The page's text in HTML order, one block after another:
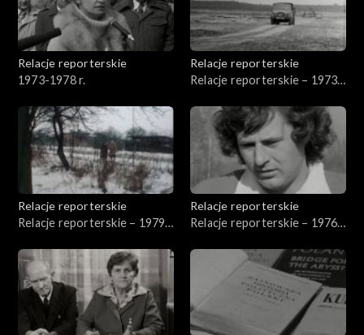
Relacje reporterskie
1973-1978 r.
Relacje reporterskie
Relacje reporterskie – 1973
Relacje reporterskie
Relacje reporterskie – 1979-
Relacje reporterskie
Relacje reporterskie – 1976-